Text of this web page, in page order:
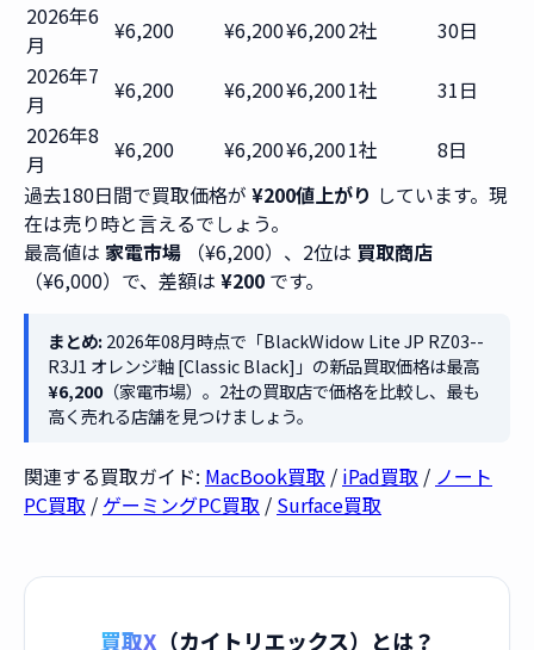
2026年6
月
¥6,200 ¥6,200¥6,2002社
30日
2026年7
月
¥6,200 ¥6,200¥6,2001社
31日
2026年8
月
¥6,200 ¥6,200¥6,2001社
8日
過去180日間で買取価格が ¥200値上がり しています。現
在は売り時と言えるでしょう。
最高値は 家電市場 （¥6,200）、2位は 買取商店
（¥6,000）で、差額は ¥200 です。
まとめ:2026年08月時点で「BlackWidow Lite JP RZ03--
R3J1 オレンジ軸 [Classic Black]」の新品買取価格は最高
¥6,200（家電市場）。2社の買取店で価格を比較し、最も
高く売れる店舗を見つけましょう。
関連する買取ガイド: MacBook買取 / iPad買取 / ノート
PC買取 / ゲーミングPC買取 / Surface買取
買取X （カイトリエックス）とは？